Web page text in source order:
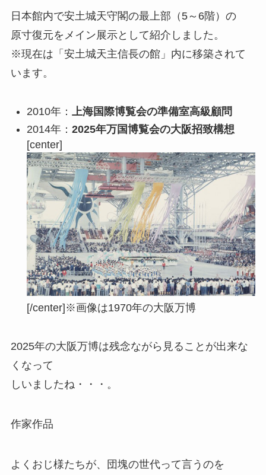
日本館内で安土城天守閣の最上部（5～6階）の
原寸復元をメイン展示として紹介しました。
※現在は「安土城天主信長の館」内に移築されて
います。
2010年：
上海国際博覧会の準備室高級顧問
2014年： 2025年万国博覧会の大阪招致構想
[center]
[/center]※画像は1970年の大阪万博
2025年の大阪万博は残念ながら見ることが出来な
くなって
しいましたね・・・。
作家作品
よくおじ様たちが、 団塊の世代って言うのを